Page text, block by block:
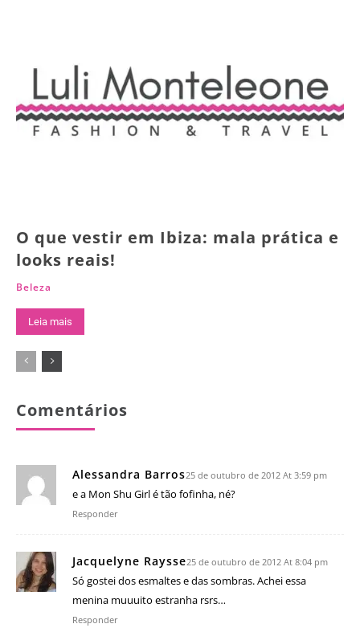
O que vestir em Ibiza: mala prática e
looks reais!
Beleza
Leia mais
Comentários
Alessandra Barros25 de outubro de 2012 At 3:59 pm
e a Mon Shu Girl é tão fofinha, né?
Responder
Jacquelyne Raysse25 de outubro de 2012 At 8:04 pm
Só gostei dos esmaltes e das sombras. Achei essa
menina muuuito estranha rsrs…
Responder